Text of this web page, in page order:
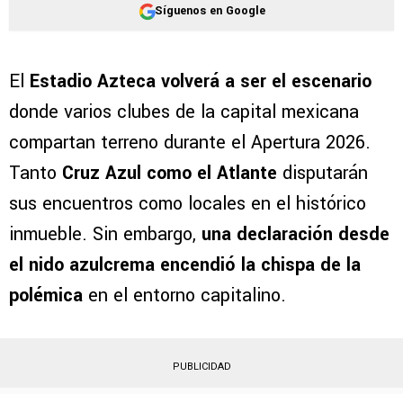
Síguenos en Google
El Estadio Azteca volverá a ser el escenario
donde varios clubes de la capital mexicana
compartan terreno durante el Apertura 2026.
Tanto Cruz Azul como el Atlante disputarán
sus encuentros como locales en el histórico
inmueble. Sin embargo, una declaración desde
el nido azulcrema encendió la chispa de la
polémica en el entorno capitalino.
PUBLICIDAD